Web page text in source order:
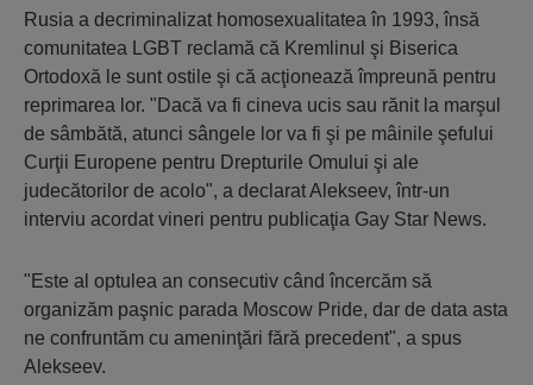
Rusia a decriminalizat homosexualitatea în 1993, însă
comunitatea LGBT reclamă că Kremlinul şi Biserica
Ortodoxă le sunt ostile şi că acţionează împreună pentru
reprimarea lor. "Dacă va fi cineva ucis sau rănit la marşul
de sâmbătă, atunci sângele lor va fi şi pe mâinile şefului
Curţii Europene pentru Drepturile Omului şi ale
judecătorilor de acolo", a declarat Alekseev, într-un
interviu acordat vineri pentru publicaţia Gay Star News.
"Este al optulea an consecutiv când încercăm să
organizăm paşnic parada Moscow Pride, dar de data asta
ne confruntăm cu ameninţări fără precedent", a spus
Alekseev.